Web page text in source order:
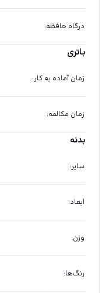
درگاه حافظه:
باتری
زمان آماده به کار:
زمان مکالمه:
بدنه
سایر:
ابعاد:
وزن:
رنگ‌ها: